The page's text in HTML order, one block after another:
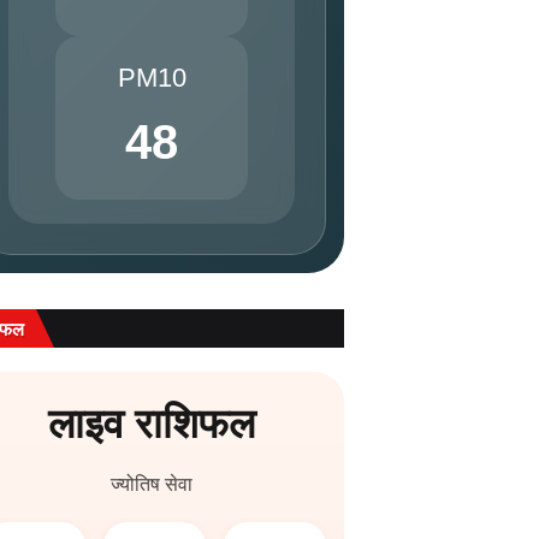
PM10
48
लाइव राशिफल
ज्योतिष सेवा